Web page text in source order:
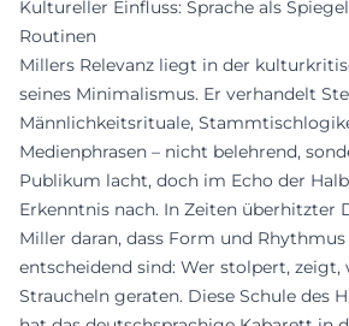
Kultureller Einfluss: Sprache als
Routinen
Millers Relevanz liegt in der
seines Minimalismus. Er verhandelt
Männlichkeitsrituale,
Medienphrasen – nicht belehrend,
Publikum lacht, doch im Echo der
Erkenntnis nach. In Zeiten überhitzter
Miller daran, dass Form und Rhythmus
entscheidend sind: Wer stolpert, zeigt,
Straucheln geraten. Diese Schule des